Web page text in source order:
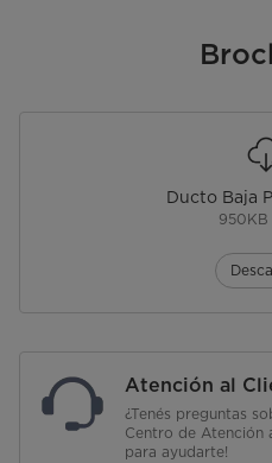
Ducto Baja
950KB
Atención al
¿Tenés preguntas
Centro de Atención
para ayudarte!